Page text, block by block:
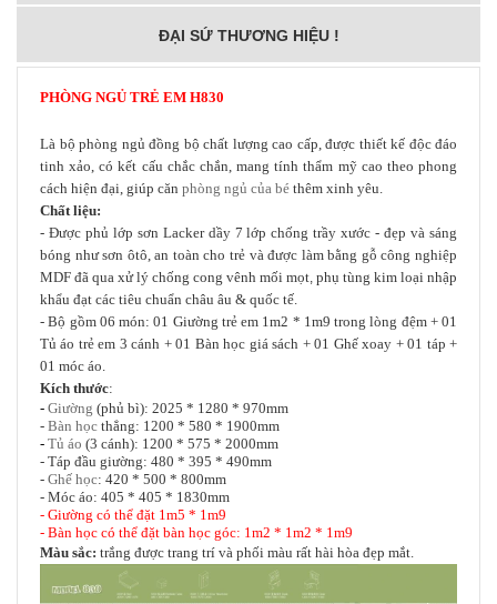
ĐẠI SỨ THƯƠNG HIỆU !
PHÒNG NGỦ TRẺ EM H830
Là bộ phòng ngủ đồng bộ chất lượng cao cấp, được thiết kế độc đáo
tinh xảo, có kết cấu chắc chắn, mang tính thẩm mỹ cao theo phong
cách hiện đại, giúp căn phòng ngủ của bé thêm xinh yêu.
Chất liệu:
- Được phủ lớp sơn Lacker dầy 7 lớp chống trầy xước - đẹp và sáng
bóng như sơn ôtô, an toàn cho trẻ và được làm bằng gỗ công nghiệp
MDF đã qua xử lý chống cong vênh mối mọt, phụ tùng kim loại nhập
khẩu đạt các tiêu chuẩn châu âu & quốc tế.
- Bộ gồm 06 món: 01 Giường trẻ em 1m2 * 1m9 trong lòng đệm + 01
Tủ áo trẻ em 3 cánh + 01 Bàn học giá sách + 01 Ghế xoay + 01 táp +
01 móc áo.
Kích thước:
- Giường (phủ bì): 2025 * 1280 * 970mm
- Bàn học thẳng: 1200 * 580 * 1900mm
- Tủ áo (3 cánh): 1200 * 575 * 2000mm
- Táp đầu giường: 480 * 395 * 490mm
- Ghế học: 420 * 500 * 800mm
- Móc áo: 405 * 405 * 1830mm
- Giường có thể đặt 1m5 * 1m9
- Bàn học có thể đặt bàn học góc: 1m2 * 1m2 * 1m9
Màu sắc: trắng được trang trí và phối màu rất hài hòa đẹp mắt.